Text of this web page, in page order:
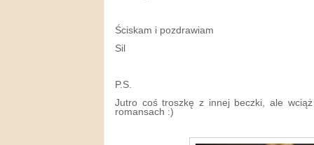
Ściskam i pozdrawiam
Sil
P.S.
Jutro coś troszkę z innej beczki, ale
romansach :)